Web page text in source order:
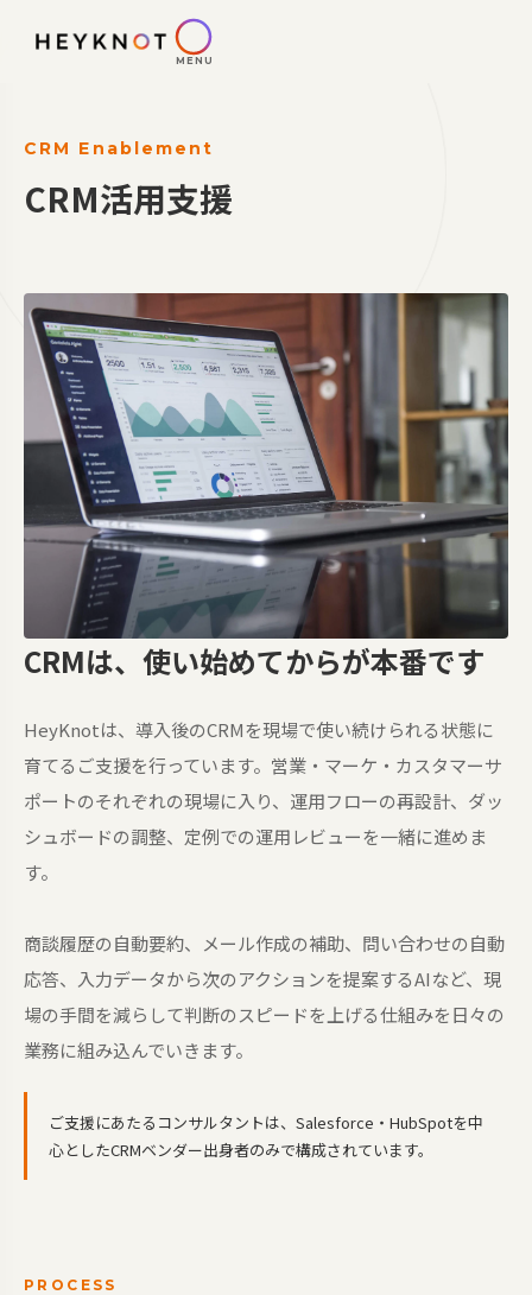
MENU
CRM Enablement
CRM活用支援
CRMは、使い始めてからが本番です
HeyKnotは、導入後のCRMを現場で使い続けられる状態に
育てるご支援を行っています。営業・マーケ・カスタマーサ
ポートのそれぞれの現場に入り、運用フローの再設計、ダッ
シュボードの調整、定例での運用レビューを一緒に進めま
す。
商談履歴の自動要約、メール作成の補助、問い合わせの自動
応答、入力データから次のアクションを提案するAIなど、現
場の手間を減らして判断のスピードを上げる仕組みを日々の
業務に組み込んでいきます。
ご支援にあたるコンサルタントは、Salesforce・HubSpotを中
心としたCRMベンダー出身者のみで構成されています。
PROCESS